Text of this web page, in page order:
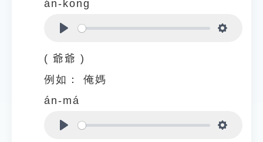
án-kong
( 爺爺 )
例如：
俺媽
án-má